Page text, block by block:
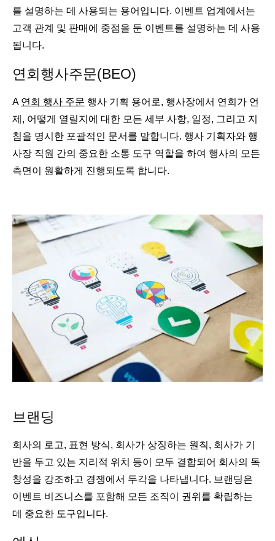
를 설명하는 데 사용되는 용어입니다. 이벤트 업계에서는
고객 관계 및 판매에 중점을 둔 이벤트를 설명하는 데 사용
됩니다.
연회행사주문(BEO)
A 연회 행사 주문 행사 기획 용어로, 행사장에서 연회가 언
제, 어떻게 열릴지에 대한 모든 세부 사항, 일정, 그리고 지
침을 명시한 포괄적인 문서를 말합니다. 행사 기획자와 행
사장 직원 간의 중요한 소통 도구 역할을 하여 행사의 모든
측면이 원활하게 진행되도록 합니다.
브랜딩
회사의 로고, 표현 방식, 회사가 상징하는 원칙, 회사가 기
반을 두고 있는 지리적 위치 등이 모두 결합되어 회사의 독
창성을 강조하고 경쟁에서 두각을 나타냅니다. 브랜딩은
이벤트 비즈니스를 포함해 모든 조직이 권위를 확립하는
데 중요한 도구입니다.